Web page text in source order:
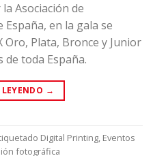
la Asociación de
España, en la gala se
Plata, Bronce y Junior
toda España.
→
Digital Printing, Eventos
fotográfica